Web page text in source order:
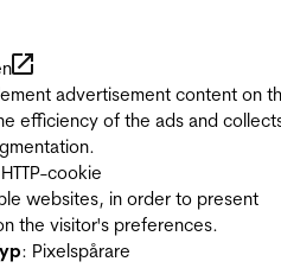
advertisement content on
efficiency of the ads and
cookie
websites, in order to present
the visitor's preferences.
: Pixelspårare